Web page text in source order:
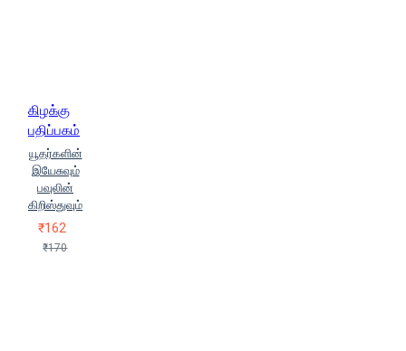
கிழக்கு
பதிப்பகம்
யூதர்களின்
இயேசுவும்
பவுலின்
கிறிஸ்துவும்
₹162
₹170